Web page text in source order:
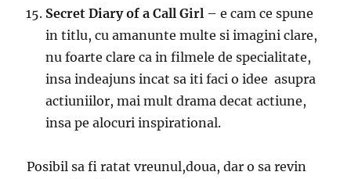
Secret Diary of a Call Girl – e cam ce spune
in titlu, cu amanunte multe si imagini clare,
nu foarte clare ca in filmele de specialitate,
insa indeajuns incat sa iti faci o idee asupra
actiuniilor, mai mult drama decat actiune,
insa pe alocuri inspirational.
Posibil sa fi ratat vreunul,doua, dar o sa revin